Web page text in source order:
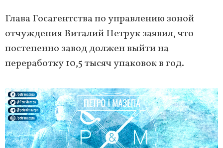
Глава Госагентства по управлению зоной
отчуждения Виталий Петрук заявил, что
постепенно завод должен выйти на
переработку 10,5 тысяч упаковок в год.